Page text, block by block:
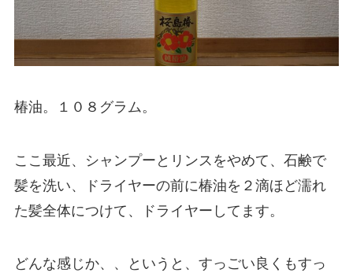
椿油。１０８グラム。
ここ最近、シャンプーとリンスをやめて、石鹸で
髪を洗い、ドライヤーの前に椿油を２滴ほど濡れ
た髪全体につけて、ドライヤーしてます。
どんな感じか、、というと、すっごい良くもすっ